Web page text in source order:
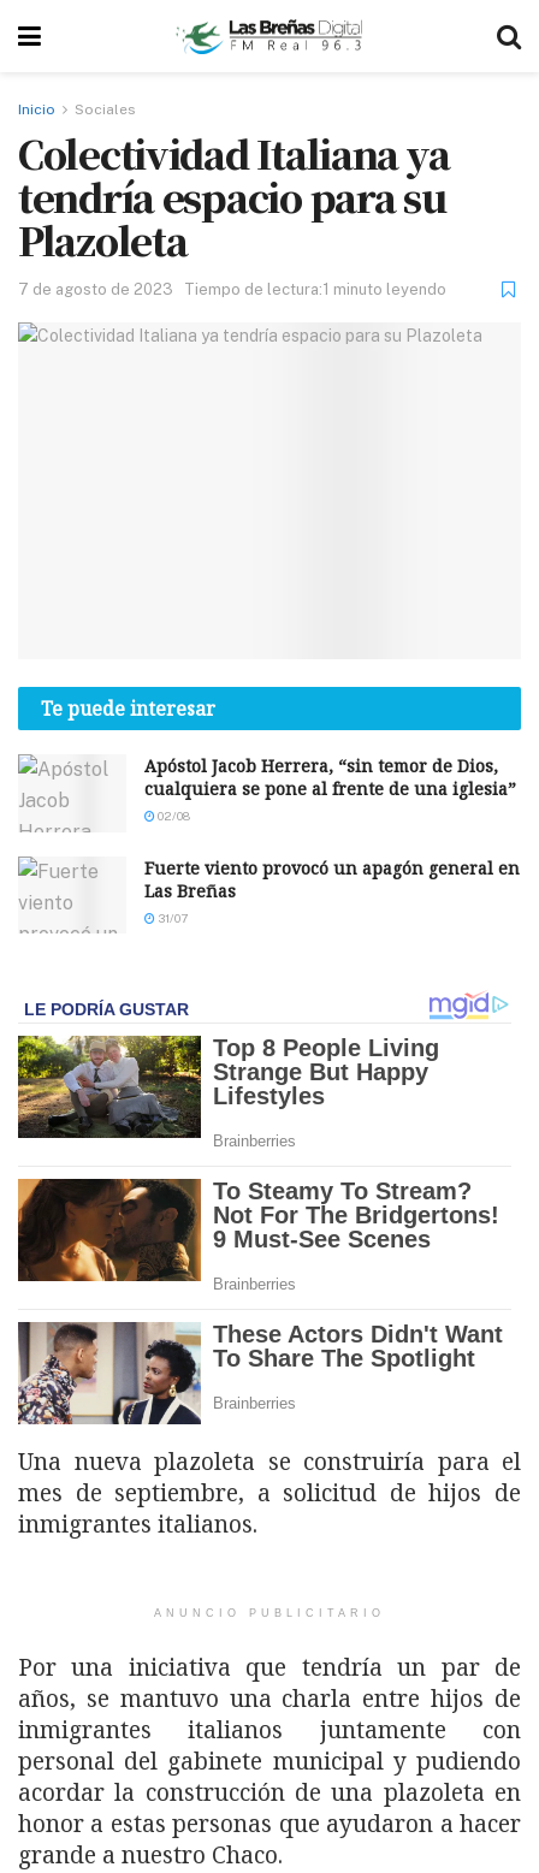
Inicio Sociales
Colectividad Italiana ya
tendría espacio para su
Plazoleta
7 de agosto de 2023 Tiempo de lectura:1 minuto leyendo
Te puede interesar
Apóstol Jacob Herrera, “sin temor de Dios,
cualquiera se pone al frente de una iglesia”
02/08
Fuerte viento provocó un apagón general en
Las Breñas
31/07
Una nueva plazoleta se construiría para el
mes de septiembre, a solicitud de hijos de
inmigrantes italianos.
ANUNCIO PUBLICITARIO
Por una iniciativa que tendría un par de
años, se mantuvo una charla entre hijos de
inmigrantes italianos juntamente con
personal del gabinete municipal y pudiendo
acordar la construcción de una plazoleta en
honor a estas personas que ayudaron a hacer
grande a nuestro Chaco.